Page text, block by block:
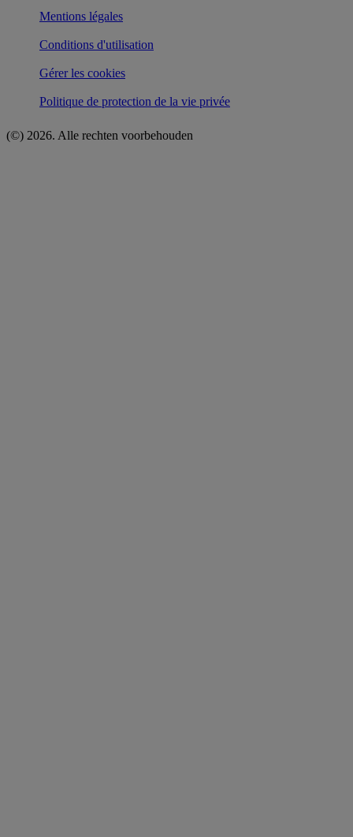
Mentions légales
Conditions d'utilisation
Gérer les cookies
Politique de protection de la vie privée
(©) 2026. Alle rechten voorbehouden